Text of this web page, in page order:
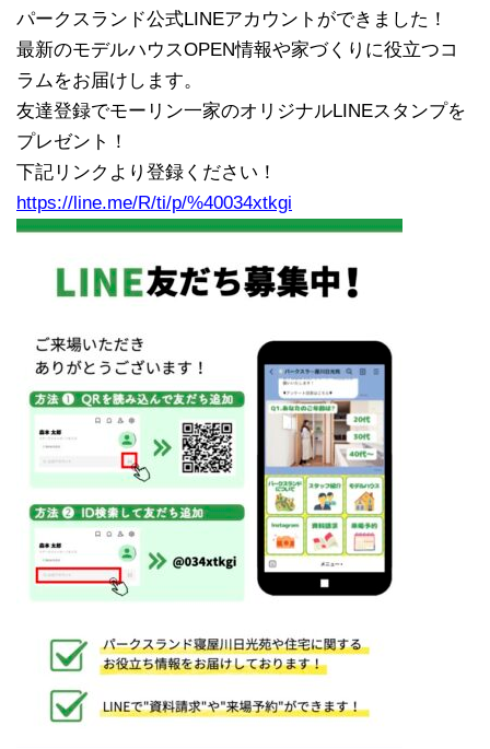
パークスランド公式LINEアカウントができました！
最新のモデルハウスOPEN情報や家づくりに役立つコ
ラムをお届けします。
友達登録でモーリン一家のオリジナルLINEスタンプを
プレゼント！
下記リンクより登録ください！
https://line.me/R/ti/p/%40034xtkgi